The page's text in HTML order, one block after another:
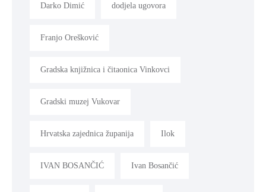
Darko Dimić dodjela ugovora
Franjo Orešković
Gradska knjižnica i čitaonica Vinkovci
Gradski muzej Vukovar
Hrvatska zajednica županija Ilok
IVAN BOSANČIĆ Ivan Bosančić